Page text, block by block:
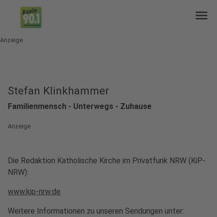
menu
Anzeige
Stefan Klinkhammer
Familienmensch - Unterwegs - Zuhause
Anzeige
Die Redaktion Katholische Kirche im Privatfunk NRW (KiP-
NRW):
www.kip-nrw.de
Weitere Informationen zu unseren Sendungen unter: